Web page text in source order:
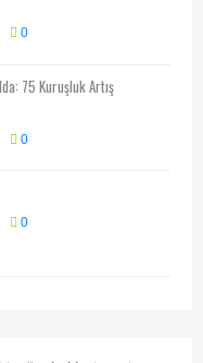
0
75 Kuruşluk Artış
0
0